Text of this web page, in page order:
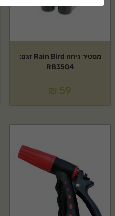
ממטיר גיחה Rain Bird דגם:
RB3504
₪ 59